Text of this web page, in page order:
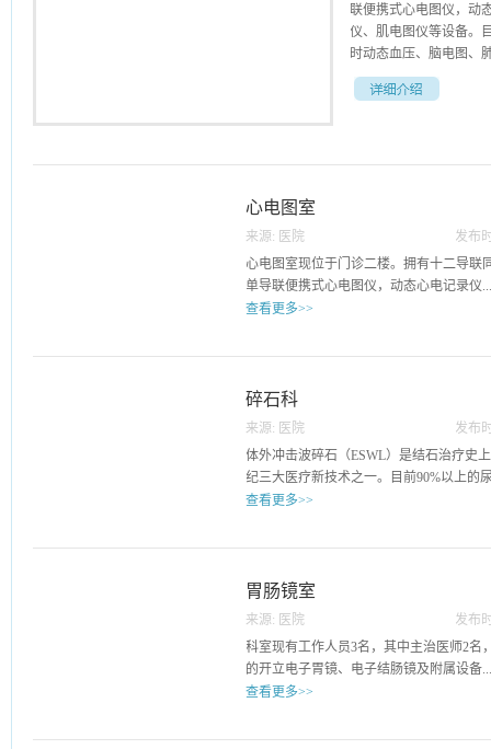
联便携式心电图仪，动
仪、肌电图仪等设备。
时动态血压、脑电图、
于大众。 咨询电话：
心电图室
来源: 医院
发布
04
心电图室现位于门诊二楼。拥有十二导联
单导联便携式心电图仪，动态心电记录仪
能、肌电图等检査项目。科室人员共3名
名。我科始终坚持以“科学发展观”和“病
查看更多>>
碎石科
来源: 医院
发布
24
体外冲击波碎石（ESWL）是结石治疗史
纪三大医疗新技术之一。目前90%以上的
碎石的位置，让冲击波和结石发生碰撞，
之后患者需要大量饮水及运动，通过尿
焦能量丰富、焦后无漂移，聚焦过程能量
采用回旋式B超定位系统，无辐射，操作
高。 3、疼痛小，无损伤。安全性高，稳
于或等于2厘米的肾盂结石体外冲击波碎
查看更多>>
胃肠镜室
来源: 医院
发布
24
科室现有工作人员3名，其中主治医师2名
的开立电子胃镜、电子结肠镜及附属设备
查看更多>>